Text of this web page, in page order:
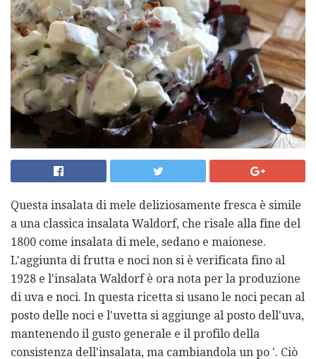
Questa insalata di mele deliziosamente fresca è simile
a una classica insalata Waldorf, che risale alla fine del
1800 come insalata di mele, sedano e maionese.
L'aggiunta di frutta e noci non si è verificata fino al
1928 e l'insalata Waldorf è ora nota per la produzione
di uva e noci. In questa ricetta si usano le noci pecan al
posto delle noci e l'uvetta si aggiunge al posto dell'uva,
mantenendo il gusto generale e il profilo della
consistenza dell'insalata, ma cambiandola un po '. Ciò